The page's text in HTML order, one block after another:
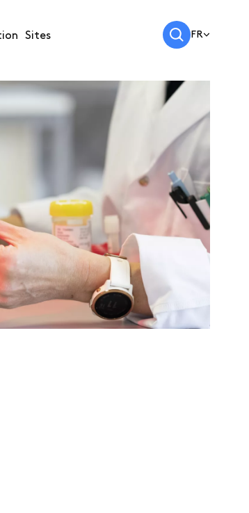
Sites FR